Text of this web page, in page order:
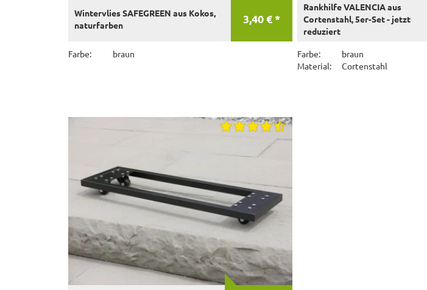
3,40 € *
Wintervlies SAFEGREEN aus Kokos,
naturfarben
Farbe: braun
Rankhilfe VALENCIA aus
Cortenstahl, 5er-Set - jetzt
reduziert
Farbe:
braun
Material:
Cortenstahl